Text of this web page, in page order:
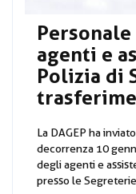
agenti e
Polizia di
La DAGEP ha
decorrenza 10
degli agenti e
presso le